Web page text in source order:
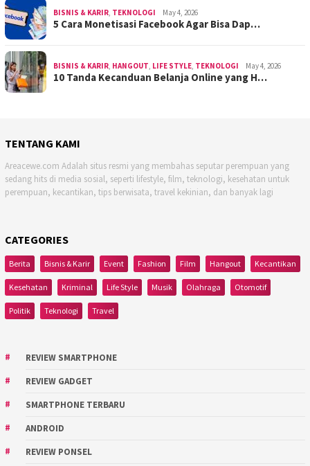
BISNIS & KARIR, TEKNOLOGI May 4, 2026
5 Cara Monetisasi Facebook Agar Bisa Dap…
BISNIS & KARIR, HANGOUT, LIFE STYLE, TEKNOLOGI May 4, 2026
10 Tanda Kecanduan Belanja Online yang H…
TENTANG KAMI
Areacewe.com Adalah situs resmi yang membahas seputar perempuan yang
sedang hits di media sosial, seperti lifestyle, film, teknologi, kesehatan untuk
perempuan, kecantikan, tips berwisata, travel kekinian, dan banyak lagi
CATEGORIES
Berita Bisnis & Karir Event Fashion Film Hangout Kecantikan
Kesehatan Kriminal Life Style Musik Olahraga Otomotif
Politik Teknologi Travel
REVIEW SMARTPHONE
REVIEW GADGET
SMARTPHONE TERBARU
ANDROID
REVIEW PONSEL